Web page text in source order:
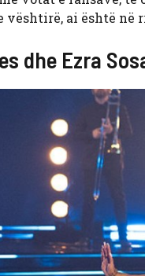
vështirë, ai është në
dhe Ezra